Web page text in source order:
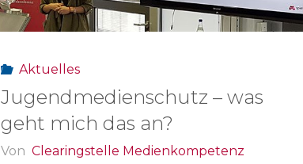
der
Aktuelles
Jugendmedienschutz – was
geht mich das an?
Von Clearingstelle Medienkompetenz